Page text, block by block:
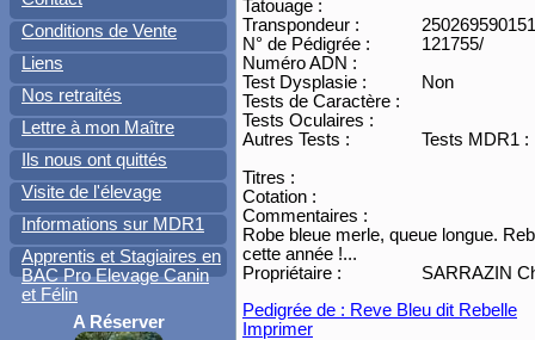
Conditions de Vente
Liens
Nos retraités
Lettre à mon Maître
Ils nous ont quittés
Visite de l'élevage
Informations sur MDR1
Apprentis et Stagiaires en
BAC Pro Elevage Canin
et Félin
A Réserver
Tatouage :
Transpondeur :
N° de Pédigrée :
121755/
Numéro ADN :
Test Dysplasie :
Non
Tests de Caractère :
Tests Oculaires :
Autres Tests :
Tests MDR1 :
Titres :
Cotation :
Commentaires :
Robe bleue merle, queue longue.
cette année !...
Propriétaire :
SARRAZIN
Pedigrée de : Reve Bleu dit Rebelle
Imprimer